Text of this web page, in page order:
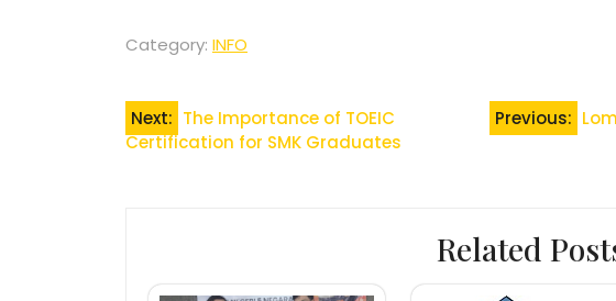
Category: INFO
Post
Previous:
Next: The Importance of TOEIC
Certification for SMK Graduates
Related